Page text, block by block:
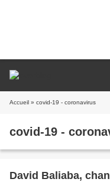
Accueil » covid-19 - coronavirus
covid-19 -
David Baliaba,